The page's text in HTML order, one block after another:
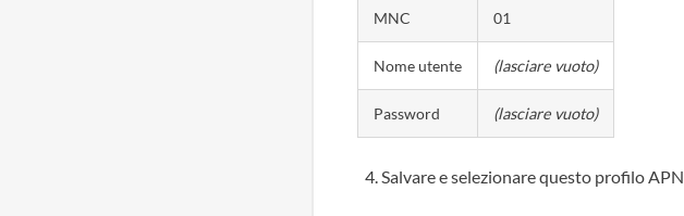
MNC 01
Nome utente (lasciare vuoto)
Password (lasciare vuoto)
Salvare e selezionare questo profilo APN